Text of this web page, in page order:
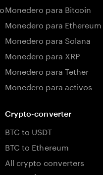
Monedero para Bitcoin
Monedero para Ethereum
Monedero para Solana
Monedero para XRP
Monedero para Tether
Monedero para activos
Crypto-converter
BTC to USDT
BTC to Ethereum
All crypto converters